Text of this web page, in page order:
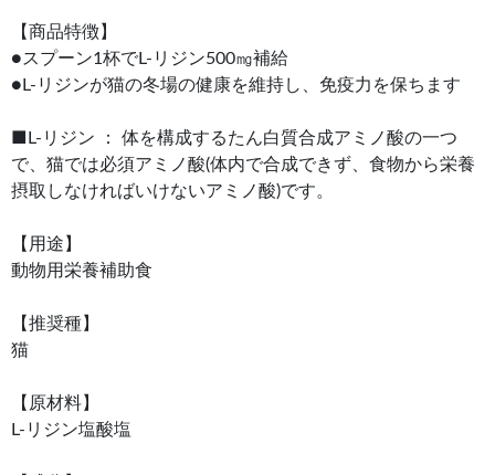
【商品特徴】
●スプーン1杯でL-リジン500㎎補給
●L-リジンが猫の冬場の健康を維持し、免疫力を保ちます
■L-リジン ： 体を構成するたん白質合成アミノ酸の一つ
で、猫では必須アミノ酸(体内で合成できず、食物から栄養
摂取しなければいけないアミノ酸)です。
【用途】
動物用栄養補助食
【推奨種】
猫
【原材料】
L-リジン塩酸塩